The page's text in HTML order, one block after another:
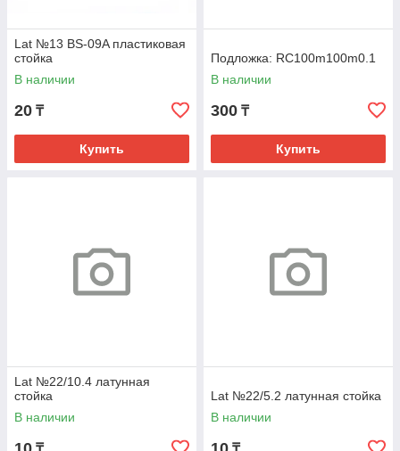
Lat №13 BS-09A пластиковая
стойка
В наличии
20 ₸
Купить
Подложка: RC100m100m0.1
В наличии
300 ₸
Купить
Lat №22/10.4 латунная
стойка
В наличии
Lat №22/5.2 латунная стойка
В наличии